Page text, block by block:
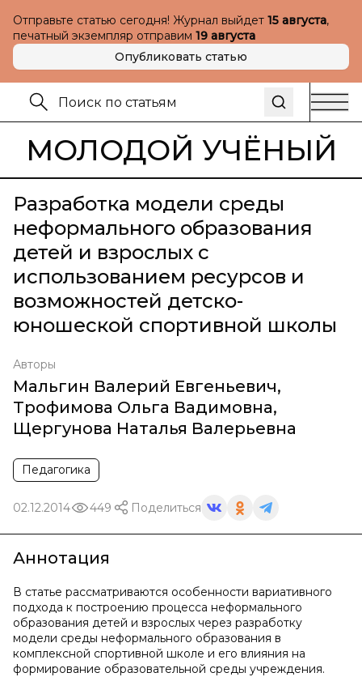
Отправьте статью сегодня! Журнал выйдет 15 августа,
печатный экземпляр отправим 19 августа
Опубликовать статью
МОЛОДОЙ УЧЁНЫЙ
Разработка модели среды
неформального образования
детей и взрослых с
использованием ресурсов и
возможностей детско-
юношеской спортивной школы
Авторы
Мальгин Валерий Евгеньевич,
Трофимова Ольга Вадимовна,
Щергунова Наталья Валерьевна
Педагогика
02.12.2014 449 Поделиться
Аннотация
В статье рассматриваются особенности вариативного
подхода к построению процесса неформального
образования детей и взрослых через разработку
модели среды неформального образования в
комплексной спортивной школе и его влияния на
формирование образовательной среды учреждения.